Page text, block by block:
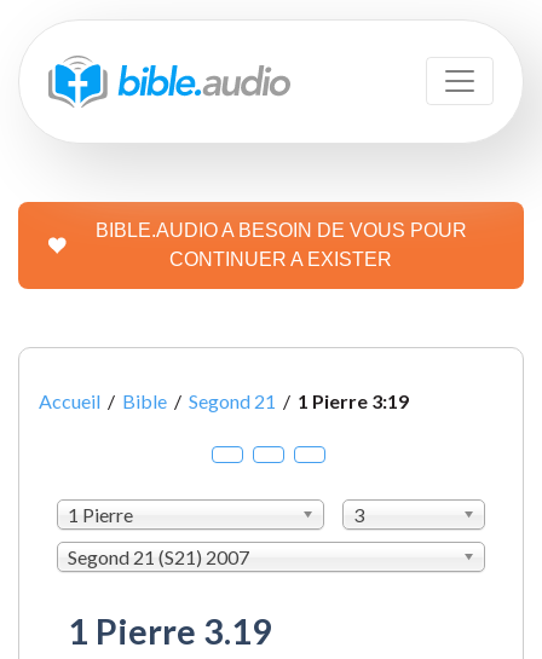
BIBLE.AUDIO A BESOIN DE VOUS POUR
CONTINUER A EXISTER
Accueil / Bible / Segond 21 / 1 Pierre 3:19
1 Pierre
3
Segond 21 (S21) 2007
1 Pierre 3.19